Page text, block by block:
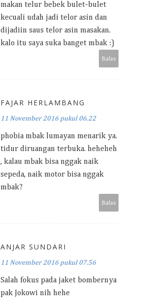
makan telur bebek bulet-bulet
kecuali udah jadi telor asin dan
dijadiin saus telor asin masakan.
kalo itu saya suka banget mbak :)
Balas
FAJAR HERLAMBANG
11 November 2016 pukul 06.22
phobia mbak lumayan menarik ya.
tidur diruangan terbuka. heheheh
, kalau mbak bisa nggak naik
sepeda, naik motor bisa nggak
mbak?
Balas
ANJAR SUNDARI
11 November 2016 pukul 07.56
Salah fokus pada jaket bombernya
pak Jokowi nih hehe